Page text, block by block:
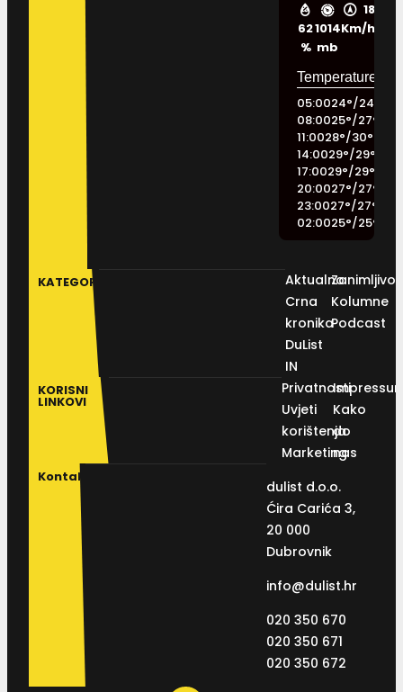
62
%
1014
mb
18
Km/h
05:0024°/24
08:0025°/27°
11:0028°/30°
14:0029°/29°
17:0029°/29°
20:0027°/27°
23:0027°/27°
02:0025°/25°
KATEGORIJE
Aktualno
Crna
kronika
DuList
IN
Kolumne
Podcast
KORISNI
LINKOVI
Privatnosti
Uvjeti
korištenja
Marketing
Kako
do
nas
Kontakt
dulist d.o.o.
Ćira Carića 3,
20 000
Dubrovnik
info@dulist.hr
020 350 670
020 350 671
020 350 672